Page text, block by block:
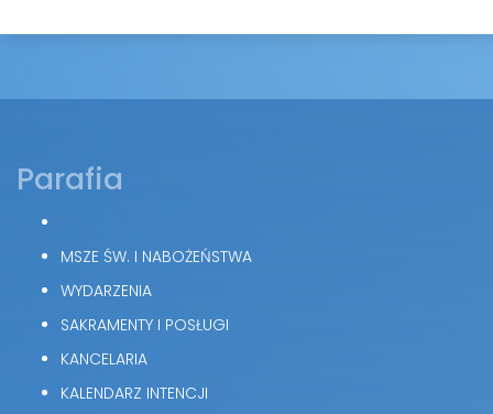
Parafia
MSZE ŚW. I NABOŻEŃSTWA
WYDARZENIA
SAKRAMENTY I POSŁUGI
KANCELARIA
KALENDARZ INTENCJI